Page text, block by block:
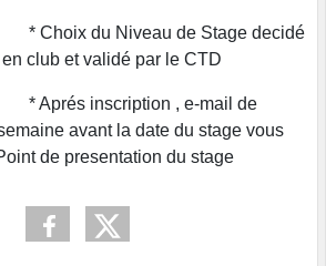
de Stage decidé
club et validé par le CTD
, e-mail de
avant la date du stage vous
de presentation du stage